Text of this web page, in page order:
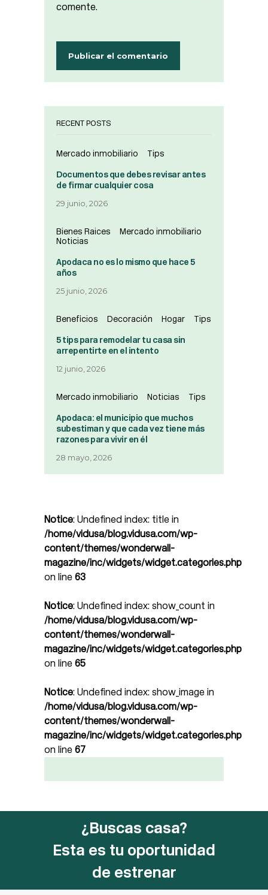
comente.
RECENT POSTS
Mercado inmobiliario Tips
Documentos que debes revisar antes
de firmar cualquier cosa
29 junio, 2026
Bienes Raices
Mercado inmobiliario
Noticias
Apodaca no es lo mismo que hace 5
años
25 junio, 2026
Beneficios Decoración Hogar Tips
5 tips para remodelar tu casa sin
arrepentirte en el intento
12 junio, 2026
Mercado inmobiliario Noticias Tips
Apodaca: el municipio que muchos
subestiman y que cada vez tiene más
razones para vivir en él
28 mayo, 2026
Notice: Undefined index: title in
/home/vidusa/blog.vidusa.com/wp-
content/themes/wonderwall-
magazine/inc/widgets/widget.categories.php
on line 63
Notice: Undefined index: show_count in
/home/vidusa/blog.vidusa.com/wp-
content/themes/wonderwall-
magazine/inc/widgets/widget.categories.php
on line 65
Notice: Undefined index: show_image in
/home/vidusa/blog.vidusa.com/wp-
content/themes/wonderwall-
magazine/inc/widgets/widget.categories.php
on line 67
¿Buscas casa?
Esta es tu oportunidad
de estrenar